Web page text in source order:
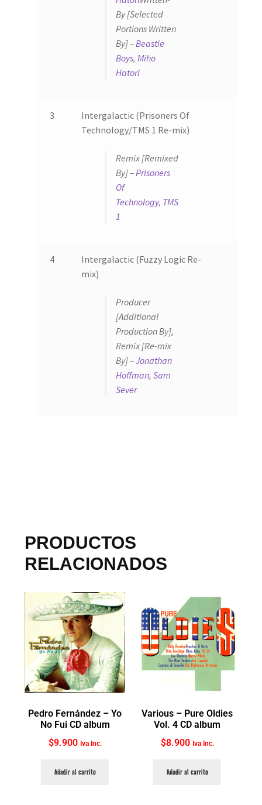
By [Selected
Portions Written
By] –Beastie
Boys, Miho
Hatori
3
Intergalactic (Prisoners Of
Technology/TMS 1 Re-mix)
Remix [Remixed
By] –Prisoners
Of
Technology, TMS
1
4
Intergalactic (Fuzzy Logic Re-
mix)
Producer
[Additional
Production By],
Remix [Re-mix
By] –Jonathan
Hoffman, Sam
Sever
PRODUCTOS
RELACIONADOS
Pedro Fernández ‎– Yo
No Fui CD album
$9.900 Iva Inc.
Añadir al carrito
Various ‎– Pure Oldies
Vol. 4 CD album
$8.900 Iva Inc.
Añadir al carrito